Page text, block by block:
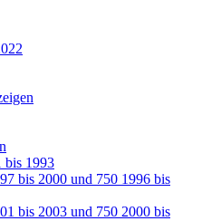
bis 1993
bis 2000 und 750 1996 bis
bis 2003 und 750 2000 bis